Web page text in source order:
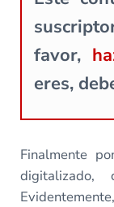
favor,
eres,
Finalmente
digitalizado,